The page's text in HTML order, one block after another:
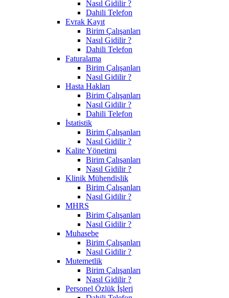
Nasıl Gidilir ?
Dahili Telefon
Evrak Kayıt
Birim Çalışanları
Nasıl Gidilir ?
Dahili Telefon
Faturalama
Birim Çalışanları
Nasıl Gidilir ?
Hasta Hakları
Birim Çalışanları
Nasıl Gidilir ?
Dahili Telefon
İstatistik
Birim Çalışanları
Nasıl Gidilir ?
Kalite Yönetimi
Birim Çalışanları
Nasıl Gidilir ?
Klinik Mühendislik
Birim Çalışanları
Nasıl Gidilir ?
MHRS
Birim Çalışanları
Nasıl Gidilir ?
Muhasebe
Birim Çalışanları
Nasıl Gidilir ?
Mutemetlik
Birim Çalışanları
Nasıl Gidilir ?
Personel Özlük İşleri